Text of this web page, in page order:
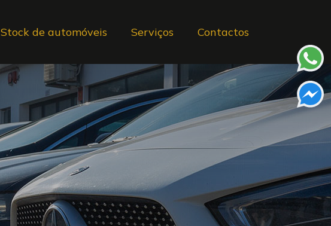
Stock de automóveis Serviços Contactos